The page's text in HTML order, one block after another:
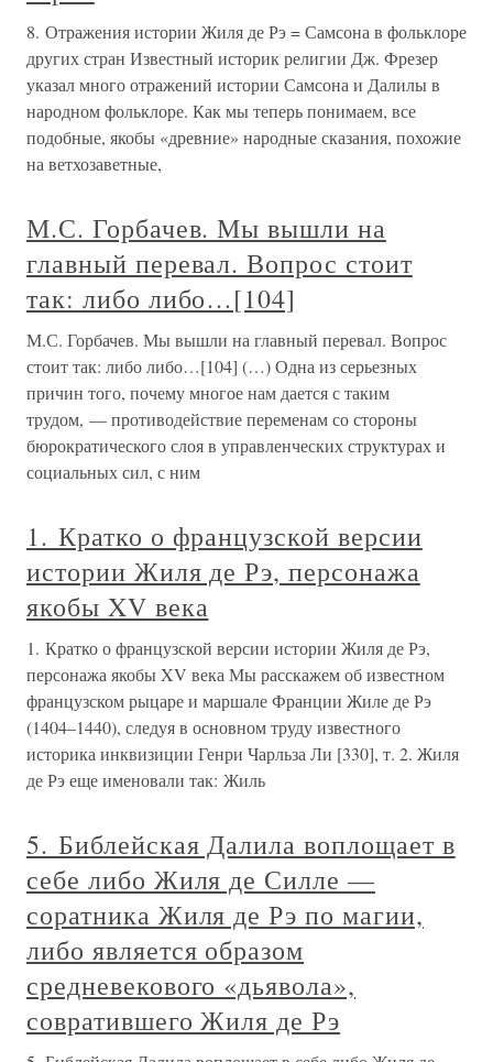
8. Отражения истории Жиля де Рэ = Самсона в фольклоре
других стран Известный историк религии Дж. Фрезер
указал много отражений истории Самсона и Далилы в
народном фольклоре. Как мы теперь понимаем, все
подобные, якобы «древние» народные сказания, похожие
на ветхозаветные,
М.С. Горбачев. Мы вышли на
главный перевал. Вопрос стоит
так: либо либо…[104]
М.С. Горбачев. Мы вышли на главный перевал. Вопрос
стоит так: либо либо…[104] (…) Одна из серьезных
причин того, почему многое нам дается с таким
трудом, — противодействие переменам со стороны
бюрократического слоя в управленческих структурах и
социальных сил, с ним
1. Кратко о французской версии
истории Жиля де Рэ, персонажа
якобы XV века
1. Кратко о французской версии истории Жиля де Рэ,
персонажа якобы XV века Мы расскажем об известном
французском рыцаре и маршале Франции Жиле де Рэ
(1404–1440), следуя в основном труду известного
историка инквизиции Генри Чарльза Ли [330], т. 2. Жиля
де Рэ еще именовали так: Жиль
5. Библейская Далила воплощает в
себе либо Жиля де Силле —
соратника Жиля де Рэ по магии,
либо является образом
средневекового «дьявола»,
совратившего Жиля де Рэ